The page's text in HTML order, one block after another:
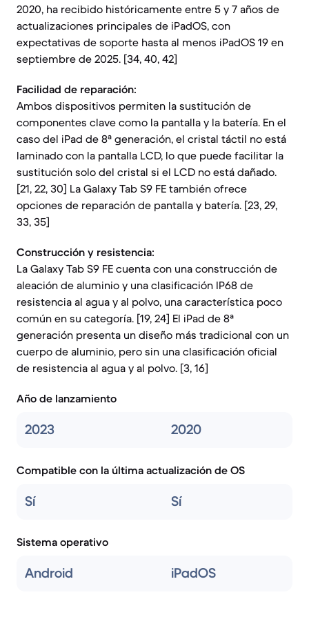
2020, ha recibido históricamente entre 5 y 7 años de
actualizaciones principales de iPadOS, con
expectativas de soporte hasta al menos iPadOS 19 en
septiembre de 2025. [34, 40, 42]
Facilidad de reparación:
Ambos dispositivos permiten la sustitución de
componentes clave como la pantalla y la batería. En el
caso del iPad de 8ª generación, el cristal táctil no está
laminado con la pantalla LCD, lo que puede facilitar la
sustitución solo del cristal si el LCD no está dañado.
[21, 22, 30] La Galaxy Tab S9 FE también ofrece
opciones de reparación de pantalla y batería. [23, 29,
33, 35]
Construcción y resistencia:
La Galaxy Tab S9 FE cuenta con una construcción de
aleación de aluminio y una clasificación IP68 de
resistencia al agua y al polvo, una característica poco
común en su categoría. [19, 24] El iPad de 8ª
generación presenta un diseño más tradicional con un
cuerpo de aluminio, pero sin una clasificación oficial
de resistencia al agua y al polvo. [3, 16]
Año de lanzamiento
2023 2020
Compatible con la última actualización de OS
Sí Sí
Sistema operativo
Android iPadOS